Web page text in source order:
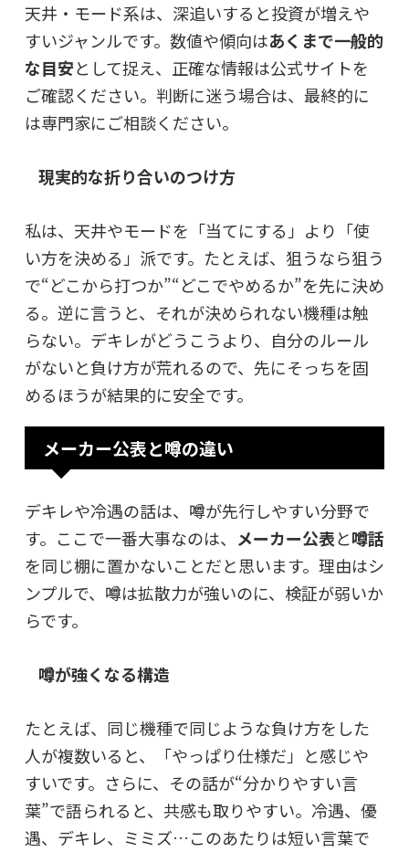
天井・モード系は、深追いすると投資が増えや
すいジャンルです。数値や傾向はあくまで一般的
な目安として捉え、正確な情報は公式サイトを
ご確認ください。判断に迷う場合は、最終的に
は専門家にご相談ください。
現実的な折り合いのつけ方
私は、天井やモードを「当てにする」より「使
い方を決める」派です。たとえば、狙うなら狙う
で“どこから打つか”“どこでやめるか”を先に決め
る。逆に言うと、それが決められない機種は触
らない。デキレがどうこうより、
自分のルール
がないと負け方が荒れるので、先にそっちを固
めるほうが結果的に安全です。
メーカー公表と噂の違い
デキレや冷遇の話は、噂が先行しやすい分野で
す。ここで一番大事なのは、 メーカー公表と噂話
を同じ棚に置かないことだと思います。理由はシ
ンプルで、噂は拡散力が強いのに、検証が弱いか
らです。
噂が強くなる構造
たとえば、同じ機種で同じような負け方をした
人が複数いると、「やっぱり仕様だ」と感じや
すいです。さらに、その話が“分かりやすい言
葉”で語られると、共感も取りやすい。冷遇、優
遇、デキレ、ミミズ…このあたりは短い言葉で